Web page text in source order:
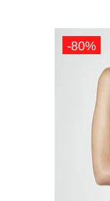
-80%